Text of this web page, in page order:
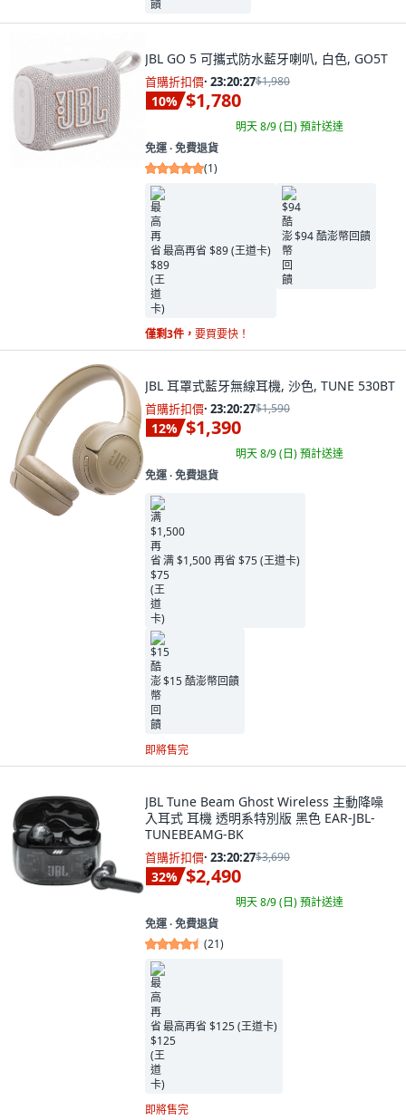
JBL GO 5 可攜式防水藍牙喇叭, 白色, GO5T
首購折扣價· 23:20:26$1,980
10% $1,780
明天 8/9 (日)預計送達
免運 ∙ 免費退貨
(1)
最高再省 $89 (王道卡)
$94 酷澎幣回饋
僅剩3件， 要買要快！
JBL 耳罩式藍牙無線耳機, 沙色, TUNE 530BT
首購折扣價· 23:20:26$1,590
12% $1,390
明天 8/9 (日)預計送達
免運 ∙ 免費退貨
满 $1,500 再省 $75 (王道卡)
$15 酷澎幣回饋
即將售完
JBL Tune Beam Ghost Wireless 主動降噪
入耳式 耳機 透明系特別版 黑色 EAR-JBL-
TUNEBEAMG-BK
首購折扣價· 23:20:26$3,690
32% $2,490
明天 8/9 (日)預計送達
免運 ∙ 免費退貨
(21)
最高再省 $125 (王道卡)
即將售完